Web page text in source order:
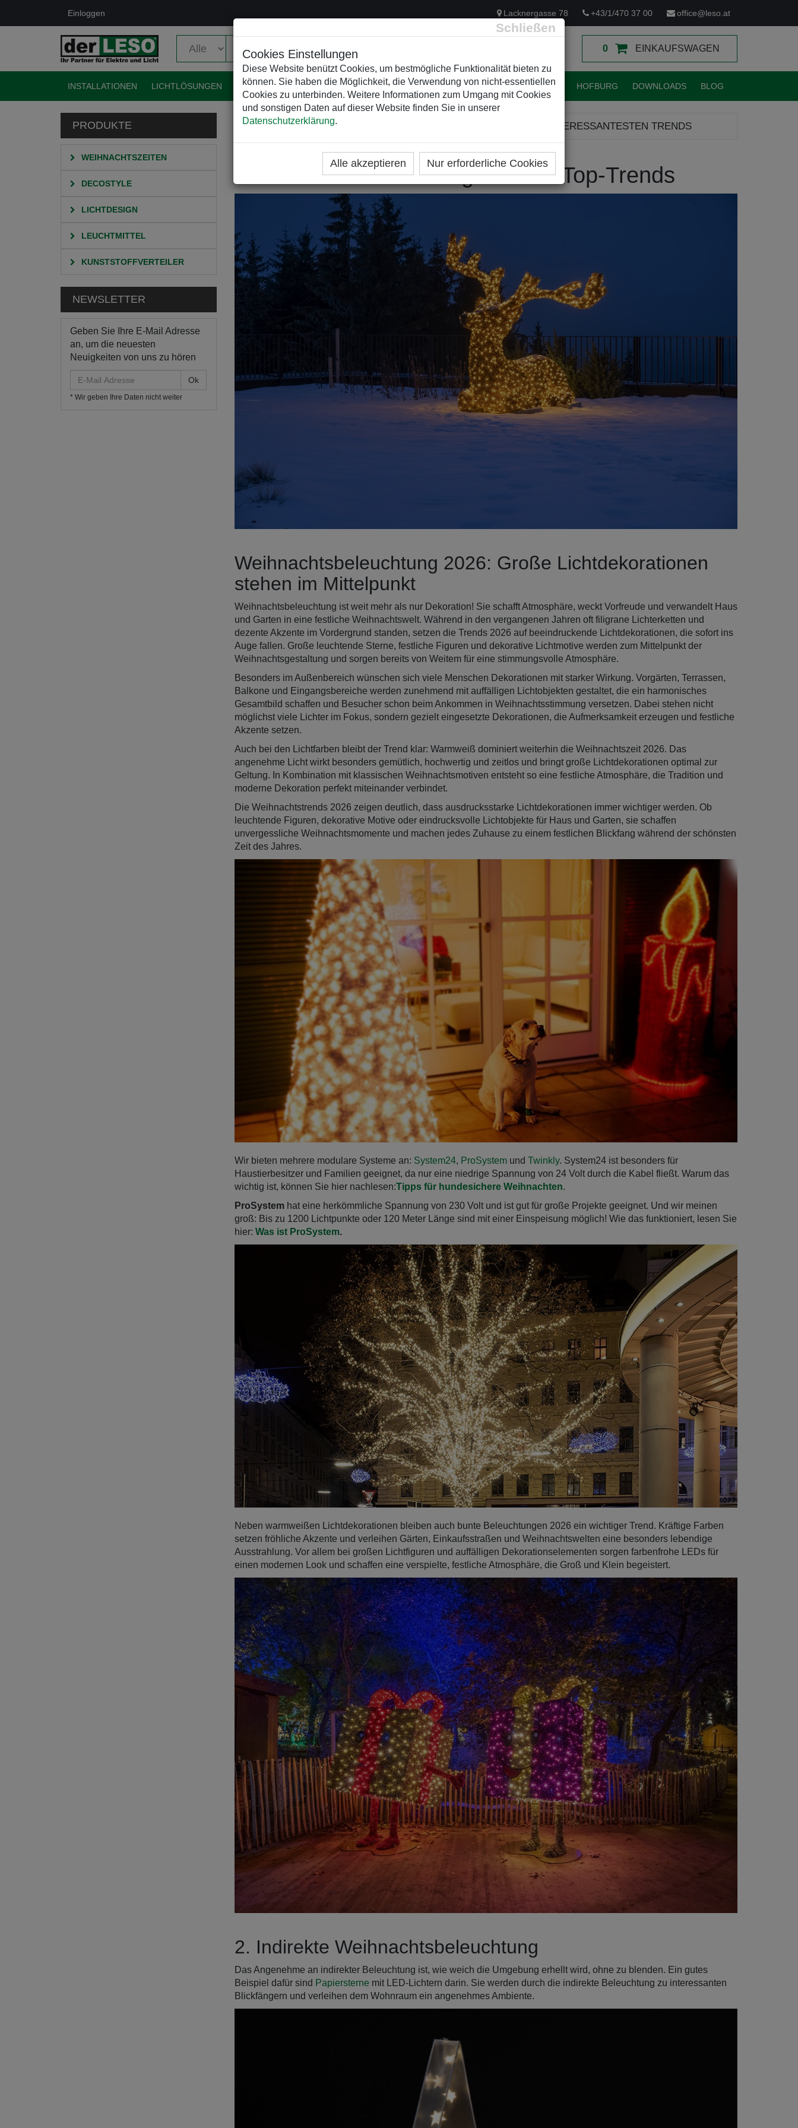
Schließen
Cookies Einstellungen
Diese Website benützt Cookies, um bestmögliche Funktionalität bieten zu
können. Sie haben die Möglichkeit, die Verwendung von nicht-essentiellen
Cookies zu unterbinden. Weitere Informationen zum Umgang mit Cookies
und sonstigen Daten auf dieser Website finden Sie in unserer
Datenschutzerklärung.
Alle akzeptieren Nur erforderliche Cookies
Einloggen Lacknergasse 78 +43/1/470 37 00 office@leso.at
0 EINKAUFSWAGEN
INSTALLATIONEN LICHTLÖSUNGEN EVENTELEKTRIK KUNSTSTOFFVERTEILER WEIHNACHTSBELEUCHTUNGEN HOFBURG DOWNLOADS BLOG
PRODUKTE
WEIHNACHTSZEITEN
DECOSTYLE
LICHTDESIGN
LEUCHTMITTEL
KUNSTSTOFFVERTEILER
NEWSLETTER
Geben Sie Ihre E-Mail Adresse
an, um die neuesten
Neuigkeiten von uns zu hören
Mail
Adresse
* Wir geben Ihre Daten nicht weiter
STARTSEITE WEIHNACHTSBELEUCHTUNG: DAS SIND DIE 4 INTERESSANTESTEN TRENDS
Weihnachtsbeleuchtung 2026: 4 Top-Trends
Weihnachtsbeleuchtung 2026: Große Lichtdekorationen
stehen im Mittelpunkt
Weihnachtsbeleuchtung ist weit mehr als nur Dekoration! Sie schafft Atmosphäre, weckt Vorfreude und verwandelt Haus
und Garten in eine festliche Weihnachtswelt. Während in den vergangenen Jahren oft filigrane Lichterketten und
dezente Akzente im Vordergrund standen, setzen die Trends 2026 auf beeindruckende Lichtdekorationen, die sofort ins
Auge fallen. Große leuchtende Sterne, festliche Figuren und dekorative Lichtmotive werden zum Mittelpunkt der
Weihnachtsgestaltung und sorgen bereits von Weitem für eine stimmungsvolle Atmosphäre.
Besonders im Außenbereich wünschen sich viele Menschen Dekorationen mit starker Wirkung. Vorgärten, Terrassen,
Balkone und Eingangsbereiche werden zunehmend mit auffälligen Lichtobjekten gestaltet, die ein harmonisches
Gesamtbild schaffen und Besucher schon beim Ankommen in Weihnachtsstimmung versetzen. Dabei stehen nicht
möglichst viele Lichter im Fokus, sondern gezielt eingesetzte Dekorationen, die Aufmerksamkeit erzeugen und festliche
Akzente setzen.
Auch bei den Lichtfarben bleibt der Trend klar: Warmweiß dominiert weiterhin die Weihnachtszeit 2026. Das
angenehme Licht wirkt besonders gemütlich, hochwertig und zeitlos und bringt große Lichtdekorationen optimal zur
Geltung. In Kombination mit klassischen Weihnachtsmotiven entsteht so eine festliche Atmosphäre, die Tradition und
moderne Dekoration perfekt miteinander verbindet.
Die Weihnachtstrends 2026 zeigen deutlich, dass ausdrucksstarke Lichtdekorationen immer wichtiger werden. Ob
leuchtende Figuren, dekorative Motive oder eindrucksvolle Lichtobjekte für Haus und Garten, sie schaffen
unvergessliche Weihnachtsmomente und machen jedes Zuhause zu einem festlichen Blickfang während der schönsten
Zeit des Jahres.
Wir bieten mehrere modulare Systeme an: System24, ProSystem und Twinkly. System24 ist besonders für
Haustierbesitzer und Familien geeignet, da nur eine niedrige Spannung von 24 Volt durch die Kabel fließt. Warum das
wichtig ist, können Sie hier nachlesen:Tipps für hundesichere Weihnachten.
ProSystemhat eine herkömmliche Spannung von 230 Volt und ist gut für große Projekte geeignet. Und wir meinen
groß: Bis zu 1200 Lichtpunkte oder 120 Meter Länge sind mit einer Einspeisung möglich! Wie das funktioniert, lesen Sie
hier: Was ist ProSystem.
Neben warmweißen Lichtdekorationen bleiben auch bunte Beleuchtungen 2026 ein wichtiger Trend. Kräftige Farben
setzen fröhliche Akzente und verleihen Gärten, Einkaufsstraßen und Weihnachtswelten eine besonders lebendige
Ausstrahlung. Vor allem bei großen Lichtfiguren und auffälligen Dekorationselementen sorgen farbenfrohe LEDs für
einen modernen Look und schaffen eine verspielte, festliche Atmosphäre, die Groß und Klein begeistert.
2. Indirekte Weihnachtsbeleuchtung
Das Angenehme an indirekter Beleuchtung ist, wie weich die Umgebung erhellt wird, ohne zu blenden. Ein gutes
Beispiel dafür sind Papiersterne mit LED-Lichtern darin. Sie werden durch die indirekte Beleuchtung zu interessanten
Blickfängern und verleihen dem Wohnraum ein angenehmes Ambiente.